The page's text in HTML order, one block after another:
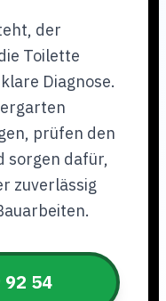
der
Toilette
Diagnose.
prüfen den
sorgen dafür,
zuverlässig
92 54